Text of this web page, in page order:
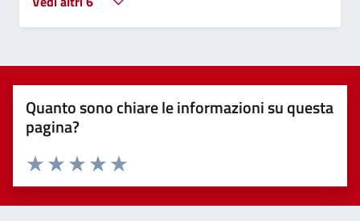
Quanto sono chiare le informazioni su questa
pagina?
Valuta 5 stelle su 5
Valuta 4 stelle su 5
Valuta 3 stelle su 5
Valuta 2 stelle su 5
Valuta 1 stelle su 5